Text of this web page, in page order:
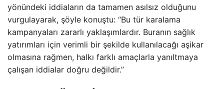
yönündeki iddiaların da tamamen asılsız olduğunu
vurgulayarak, şöyle konuştu: “Bu tür karalama
kampanyaları zararlı yaklaşımlardır. Buranın sağlık
yatırımları için verimli bir şekilde kullanılacağı aşikar
olmasına rağmen, halkı farklı amaçlarla yanıltmaya
çalışan iddialar doğru değildir.”